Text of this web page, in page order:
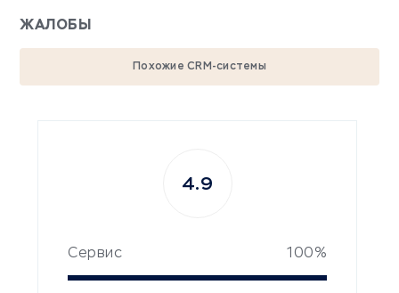
ЖАЛОБЫ
Похожие CRM-системы
Сервис 100%
4.9